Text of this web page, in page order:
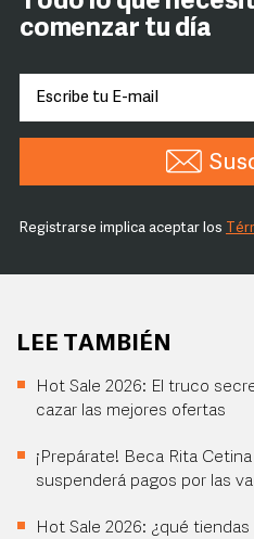
comenzar tu día
Registrarse implica aceptar los
LEE TAMBIÉN
Hot Sale 2026: El truco
cazar las mejores ofertas
¡Prepárate! Beca Rita
suspenderá pagos por las
Hot Sale 2026: ¿qué